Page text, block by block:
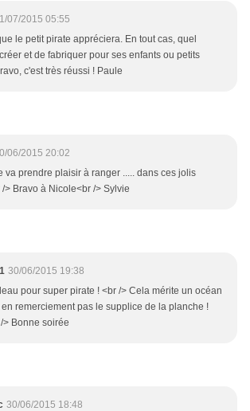
07/2015 05:55
le petit pirate appréciera. En tout cas, quel
et de fabriquer pour ses enfants ou petits
c'est très réussi ! Paule
06/2015 20:02
va prendre plaisir à ranger ..... dans ces jolis
> Bravo à Nicole<br /> Sylvie
30/06/2015 19:38
pour super pirate ! <br /> Cela mérite un océan
remerciement pas le supplice de la planche !
> Bonne soirée
30/06/2015 18:48